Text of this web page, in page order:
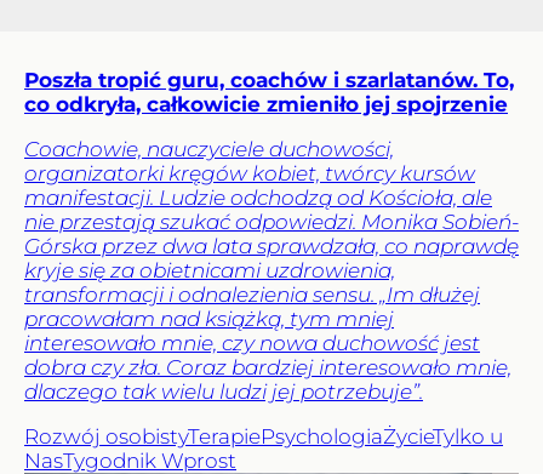
Poszła tropić guru, coachów i szarlatanów. To,
co odkryła, całkowicie zmieniło jej spojrzenie
Coachowie, nauczyciele duchowości,
organizatorki kręgów kobiet, twórcy kursów
manifestacji. Ludzie odchodzą od Kościoła, ale
nie przestają szukać odpowiedzi. Monika Sobień-
Górska przez dwa lata sprawdzała, co naprawdę
kryje się za obietnicami uzdrowienia,
transformacji i odnalezienia sensu. „Im dłużej
pracowałam nad książką, tym mniej
interesowało mnie, czy nowa duchowość jest
dobra czy zła. Coraz bardziej interesowało mnie,
dlaczego tak wielu ludzi jej potrzebuje”.
Rozwój osobistyTerapiePsychologiaŻycieTylko u
NasTygodnik Wprost